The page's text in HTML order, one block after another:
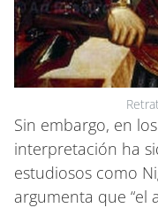
Sin embargo, en
interpretación ha
estudiosos como
argumenta que “el